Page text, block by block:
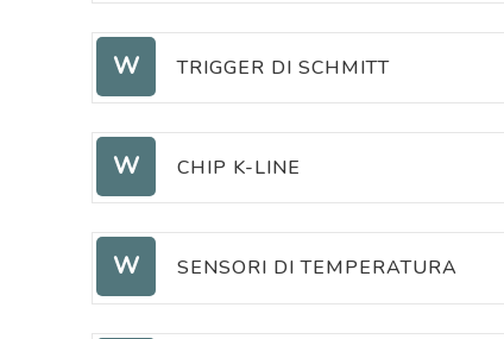
W TRIGGER DI SCHMITT
W CHIP K-LINE
W SENSORI DI TEMPERATURA